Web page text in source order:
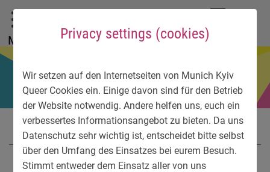
Privacy settings (cookies)
Wir setzen auf den Internetseiten von Munich Kyiv
Queer Cookies ein. Einige davon sind für den Betrieb
der Website notwendig. Andere helfen uns, euch ein
verbessertes Informationsangebot zu bieten. Da uns
Datenschutz sehr wichtig ist, entscheidet bitte selbst
über den Umfang des Einsatzes bei eurem Besuch.
Stimmt entweder dem Einsatz aller von uns
To main menu
To language menu
To search
To content
To service information
Menu